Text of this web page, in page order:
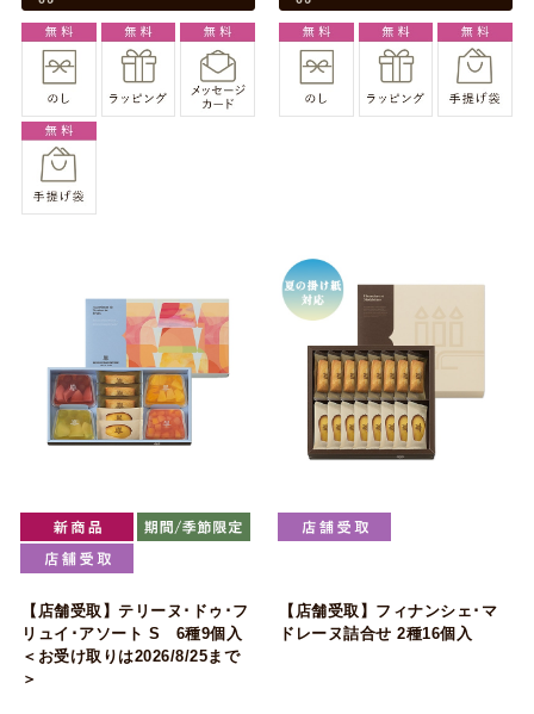
【店舗受取】テリーヌ･ドゥ･フ
リュイ･アソート S 6種9個入
＜お受け取りは2026/8/25まで
＞
【店舗受取】フィナンシェ･マ
ドレーヌ詰合せ 2種16個入